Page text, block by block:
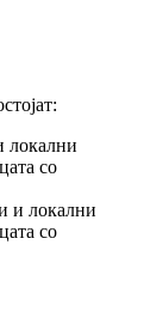
локални
со
и локални
со